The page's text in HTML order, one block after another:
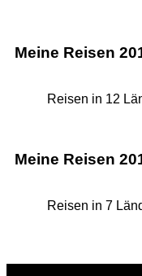
Meine Reisen
Reisen in 12
Meine Reisen
Reisen in 7